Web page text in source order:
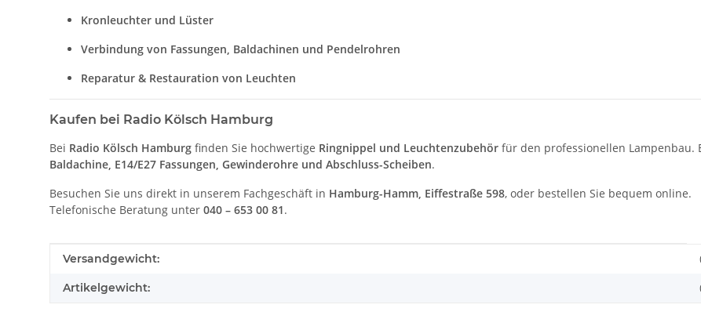
Kronleuchter und Lüster
Verbindung von Fassungen, Baldachinen und Pendelrohren
Reparatur & Restauration von Leuchten
Kaufen bei Radio Kölsch Hamburg
Bei Radio Kölsch Hamburg finden Sie hochwertige Ringnippel und Leuchtenzubehör für den professionellen Lampenbau.
Baldachine, E14/E27 Fassungen, Gewinderohre und Abschluss-Scheiben.
Besuchen Sie uns direkt in unserem Fachgeschäft in Hamburg-Hamm, Eiffestraße 598, oder bestellen Sie bequem online.
Telefonische Beratung unter 040 – 653 00 81.
Produkteigenschaft
Wert
Versandgewicht:
Artikelgewicht: